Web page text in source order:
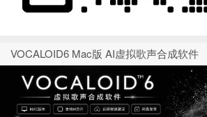
VOCALOID6 Mac版 AI虚拟歌声合成软件